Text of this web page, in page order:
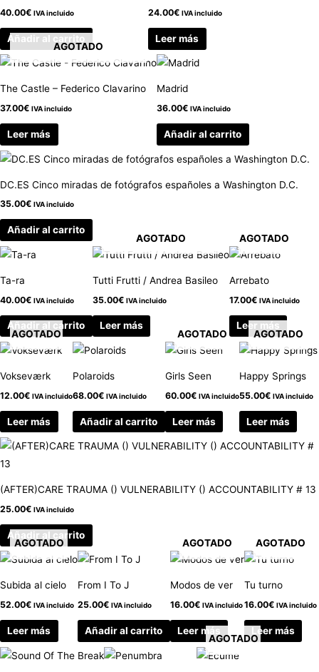
40.00€ IVA incluido
Añadir al carrito
24.00€ IVA incluido
Leer más
AGOTADO
The Castle – Federico Clavarino
37.00€ IVA incluido
Leer más
Madrid
36.00€ IVA incluido
Añadir al carrito
DC.ES Cinco miradas de fotógrafos españoles a Washington D.C.
35.00€ IVA incluido
Añadir al carrito
Ta-ra
40.00€ IVA incluido
Añadir al carrito
AGOTADO
Tutti Frutti / Andrea Basileo
35.00€ IVA incluido
Leer más
AGOTADO
Arrebato
17.00€ IVA incluido
Leer más
AGOTADO
Vokseværk
12.00€ IVA incluido
Leer más
Polaroids
68.00€ IVA incluido
Añadir al carrito
AGOTADO
Girls Seen
60.00€ IVA incluido
Leer más
AGOTADO
Happy Springs
55.00€ IVA incluido
Leer más
(AFTER)CARE TRAUMA () VULNERABILITY () ACCOUNTABILITY # 13
25.00€ IVA incluido
Añadir al carrito
AGOTADO
Subida al cielo
52.00€ IVA incluido
Leer más
From I To J
25.00€ IVA incluido
Añadir al carrito
AGOTADO
Modos de ver
16.00€ IVA incluido
Leer más
AGOTADO
Tu turno
16.00€ IVA incluido
Leer más
AGOTADO